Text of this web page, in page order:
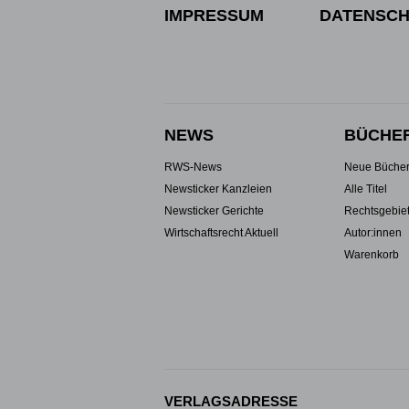
IMPRESSUM
NEWS
RWS-News
Newsticker Kanzleien
Newsticker Gerichte
Wirtschaftsrecht Aktuell
Neue Bücher
Alle Titel
Autor:innen
Warenkorb
VERLAGSADRESSE